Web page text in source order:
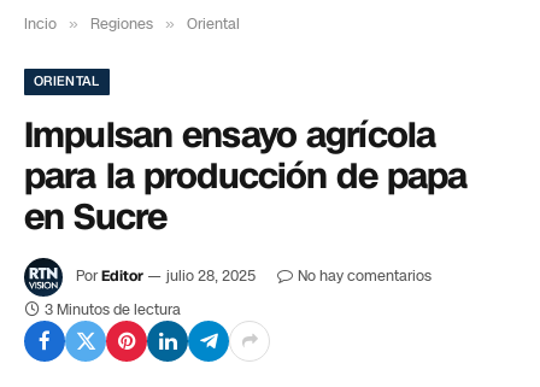
Incio » Regiones » Oriental
ORIENTAL
Impulsan ensayo agrícola
para la producción de papa
en Sucre
PorEditor julio 28, 2025
No hay comentarios
3 Minutos de lectura